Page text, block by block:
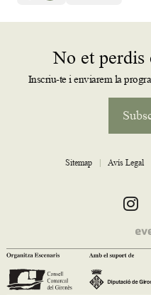
No et perdis
Inscriu-te i enviarem la
Sitemap | Avís Legal